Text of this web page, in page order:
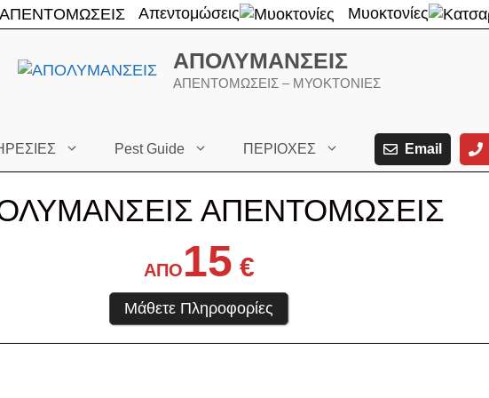
Απεντομώσεις Μυοκτονίες
ΑΠΟΛΥΜΑΝΣΕΙΣ
ΑΠΕΝΤΟΜΩΣΕΙΣ – ΜΥΟΚΤΟΝΙΕΣ
Pest Guide ΠΕΡΙΟΧΕΣ Email
ΑΠΕΝΤΟΜΩΣΕΙΣ
ΑΠΟ15 €
Μάθετε Πληροφορίες